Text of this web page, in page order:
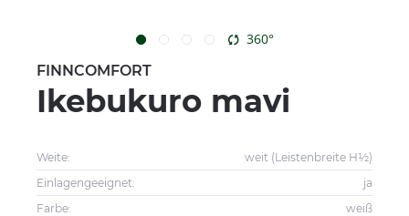
360°
FINNCOMFORT
Ikebukuro mavi
Weite:
weit (Leistenbreite H½)
Einlagengeeignet:
ja
Farbe:
weiß